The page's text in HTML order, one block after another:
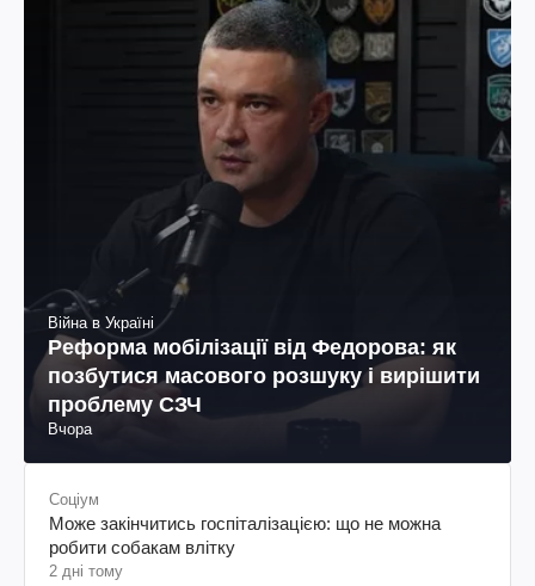
Війна в Україні
Реформа мобілізації від Федорова: як
позбутися масового розшуку і вирішити
проблему СЗЧ
Вчора
Соціум
Може закінчитись госпіталізацією: що не можна
робити собакам влітку
2 дні тому